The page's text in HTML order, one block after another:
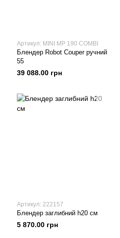
Артикул: MINI MP 190 COMBI
Блендер Robot Couper ручний
55
39 088.00 грн
Артикул: 222157
Блендер заглибний h20 см
5 870.00 грн